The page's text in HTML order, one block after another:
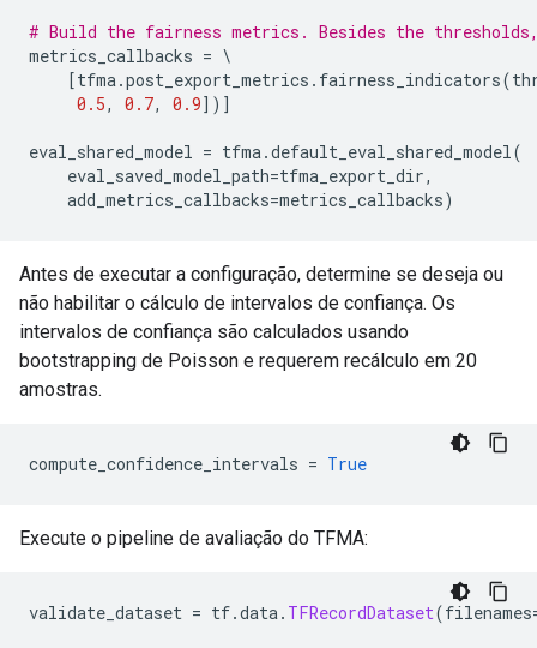
# Build the fairness metrics. Besides the
metrics_callbacks = \
[tfma.post_export_metrics . fairness_indicators(
0.5, 0.7, 0.9])]
eval_shared_model = tfma.default_eval_shared_model(
eval_saved_model_path=tfma_export_dir,
add_metrics_callbacks=metrics_callbacks)
Antes de executar a configuração, determine se deseja ou
não habilitar o cálculo de intervalos de confiança. Os
intervalos de confiança são calculados usando
bootstrapping de Poisson e requerem recálculo em 20
amostras.
compute_confidence_intervals = True
Execute o pipeline de avaliação do TFMA:
validate_dataset = tf.data. TFRecordDataset(filenames